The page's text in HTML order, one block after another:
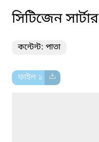
সিটিজেন সার্টার
কন্টেন্ট: পাতা
ফাইল ১